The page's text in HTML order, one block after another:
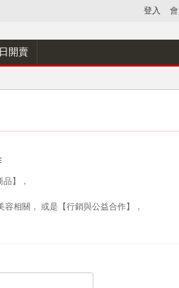
登入
開賣
】，
相關， 或是【行銷與公益合作】，